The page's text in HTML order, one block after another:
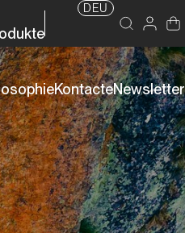
DEU
KontacteNewsletter